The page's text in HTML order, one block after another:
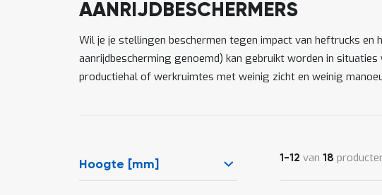
AANRIJDBESCHERMERS
Wil je je stellingen beschermen tegen impact van heftrucks
aanrijdbescherming genoemd) kan gebruikt worden in
productiehal of werkruimtes met weinig zicht en weinig
Hoogte [mm]
1 -12 van 18